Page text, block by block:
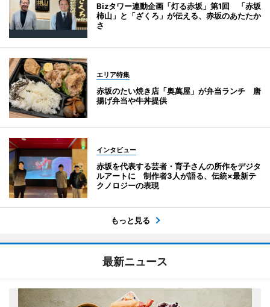
Bizタワー連動企画「灯る赤坂」第1回 「赤坂
柿山」と「ざくろ」が伝える、赤坂のあたたか
さ
エリア特集
赤坂のたい焼き店「奥萬屋」が弁当ランチ 唐
揚げ弁当や牛丼提供
インタビュー
赤坂を代表する芸者・育子さんの所作をデジタ
ルアートに 制作者3人が語る、伝統×最新テ
クノロジーの表現
もっと見る
最新ニュース